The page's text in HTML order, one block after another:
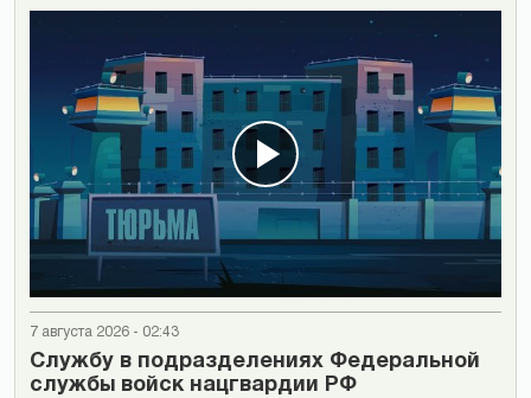
7 августа 2026 - 02:43
Cлужбу в подразделениях Федеральной
службы войск нацгвардии РФ